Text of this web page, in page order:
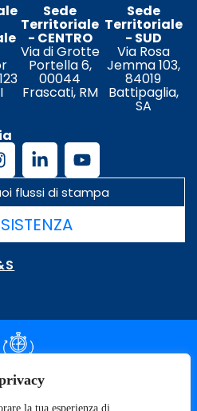
la tua esperienza di
Sede
Territoriale
- CENTRO
Via di Grotte
Portella 6,
00044
Frascati, RM
Sede
Territoriale
- SUD
Via Rosa
Jemma 103,
84019
Battipaglia,
SA
flussi di stampa
SLA